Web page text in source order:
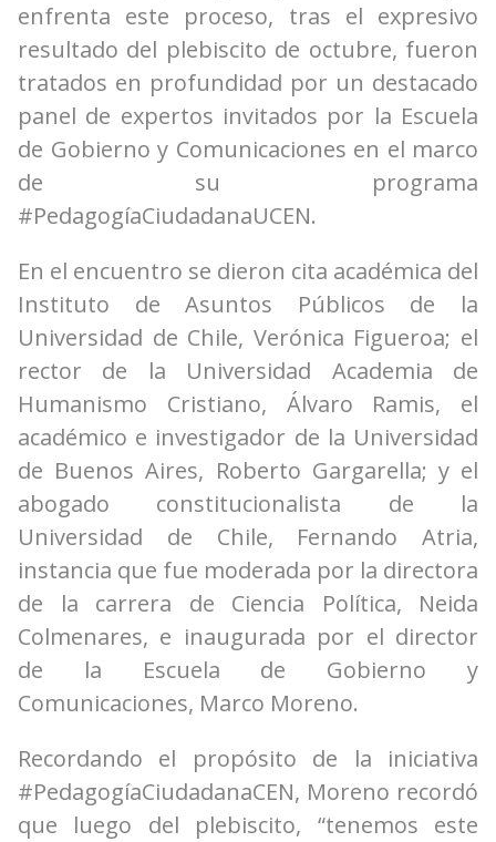
enfrenta este proceso, tras el expresivo
resultado del plebiscito de octubre, fueron
tratados en profundidad por un destacado
panel de expertos invitados por la Escuela
de Gobierno y Comunicaciones en el marco
de su programa
#PedagogíaCiudadanaUCEN.
En el encuentro se dieron cita académica del
Instituto de Asuntos Públicos de la
Universidad de Chile, Verónica Figueroa; el
rector de la Universidad Academia de
Humanismo Cristiano, Álvaro Ramis, el
académico e investigador de la Universidad
de Buenos Aires, Roberto Gargarella; y el
abogado constitucionalista de la
Universidad de Chile, Fernando Atria,
instancia que fue moderada por la directora
de la carrera de Ciencia Política, Neida
Colmenares, e inaugurada por el director
de la Escuela de Gobierno y
Comunicaciones, Marco Moreno.
Recordando el propósito de la iniciativa
#PedagogíaCiudadanaCEN, Moreno recordó
que luego del plebiscito, “tenemos este